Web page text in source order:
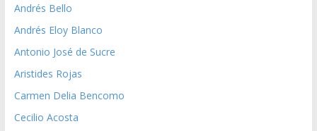
Andrés Bello
Andrés Eloy Blanco
Antonio José de Sucre
Aristides Rojas
Carmen Delia Bencomo
Cecilio Acosta